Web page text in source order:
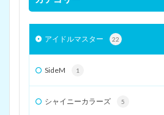
アイドルマスター 22
SideM 1
シャイニーカラーズ 5